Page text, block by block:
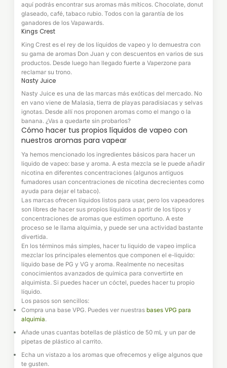
aquí podrás encontrar sus aromas más míticos. Chocolate, donut
glaseado, café, tabaco rubio. Todos con la garantía de los
ganadores de los Vapawards.
Kings Crest
King Crest es el rey de los líquidos de vapeo y lo demuestra con
su gama de aromas Don Juan y con descuentos en varios de sus
productos. Desde luego han llegado fuerte a Vaperzone para
reclamar su trono.
Nasty Juice
Nasty Juice es una de las marcas más exóticas del mercado. No
en vano viene de Malasia, tierra de playas paradisiacas y selvas
ignotas. Desde allí nos proponen aromas como el mango o la
banana. ¿Vas a quedarte sin probarlos?
Cómo hacer tus propios líquidos de vapeo con
nuestros aromas para vapear
Ya hemos mencionado los ingredientes básicos para hacer un
liquido de vapeo: base y aroma. A esta mezcla se le puede añadir
nicotina en diferentes concentraciones (algunos antiguos
fumadores usan concentraciones de nicotina decrecientes como
ayuda para dejar el tabaco).
Las marcas ofrecen líquidos listos para usar, pero los vapeadores
son libres de hacer sus propios líquidos a partir de los tipos y
concentraciones de aromas que estimen oportuno. A este
proceso se le llama alquimia, y puede ser una actividad bastante
divertida.
En los términos más simples, hacer tu liquido de vapeo implica
mezclar los principales elementos que componen el e-liquido:
líquido base de PG y VG y aroma. Realmente no necesitas
conocimientos avanzados de química para convertirte en
alquimista. Si puedes hacer un cóctel, puedes hacer tu propio
líquido.
Los pasos son sencillos:
Compra una base VPG. Puedes ver nuestras bases VPG para
alquimia.
Añade unas cuantas botellas de plástico de 50 mL y un par de
pipetas de plástico al carrito.
Echa un vistazo a los aromas que ofrecemos y elige algunos que
te gusten.